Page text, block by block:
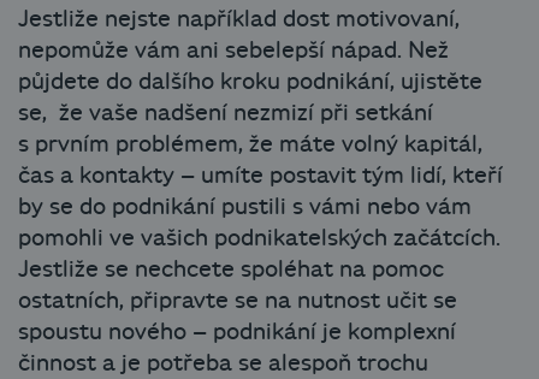
Jestliže nejste například dost motivovaní,
nepomůže vám ani sebelepší nápad. Než
půjdete do dalšího kroku podnikání, ujistěte
se, že vaše nadšení nezmizí při setkání
s prvním problémem, že máte volný kapitál,
čas a kontakty – umíte postavit tým lidí, kteří
by se do podnikání pustili s vámi nebo vám
pomohli ve vašich podnikatelských začátcích.
Jestliže se nechcete spoléhat na pomoc
ostatních, připravte se na nutnost učit se
spoustu nového – podnikání je komplexní
činnost a je potřeba se alespoň trochu